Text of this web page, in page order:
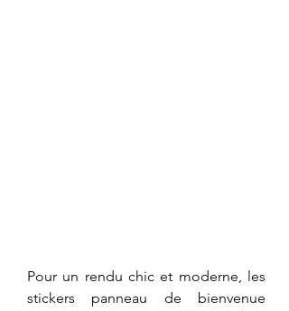
Pour un rendu chic et moderne, les
stickers panneau de bienvenue